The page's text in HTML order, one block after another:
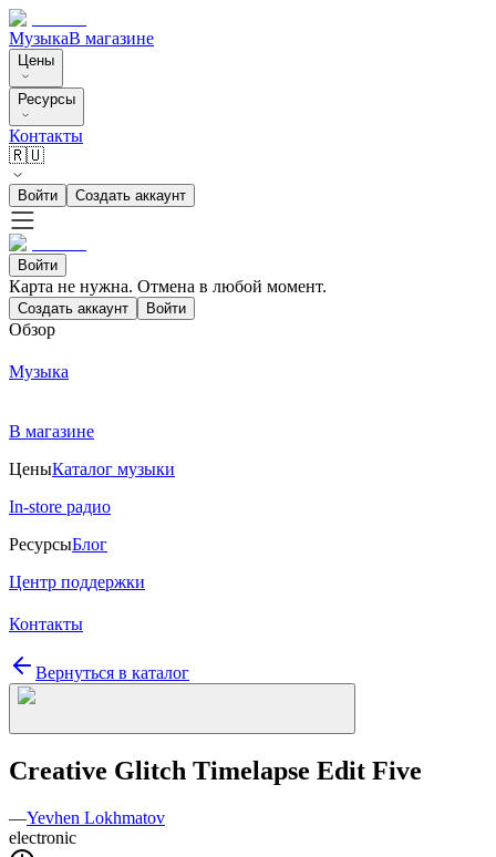
МузыкаВ магазине
Цены
Ресурсы
Контакты
🇷🇺
Войти Создать аккаунт
Войти
Карта не нужна. Отмена в любой момент.
Создать аккаунт Войти
Обзор
Музыка
В магазине
ЦеныКаталог музыки
In-store радио
РесурсыБлог
Центр поддержки
Контакты
Вернуться в каталог
Creative Glitch Timelapse Edit Five
—Yevhen Lokhmatov
electronic